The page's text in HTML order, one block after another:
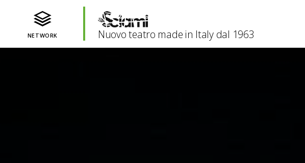
NETWORK Nuovo teatro made in Italy dal 1963